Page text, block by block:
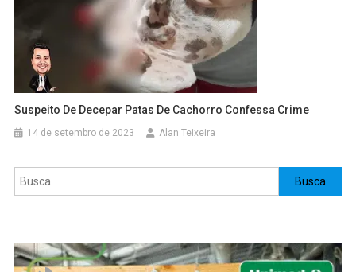
Suspeito De Decepar Patas De Cachorro Confessa Crime
14 de setembro de 2023 Alan Teixeira
Pesquisar Busca